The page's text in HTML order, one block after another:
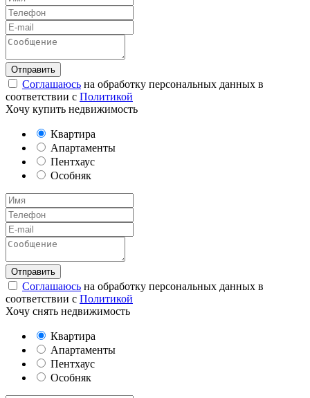
Соглашаюсь на обработку персональных данных в
соответствии с Политикой
Хочу купить недвижимость
Квартира
Апартаменты
Пентхаус
Особняк
Соглашаюсь на обработку персональных данных в
соответствии с Политикой
Хочу снять недвижимость
Квартира
Апартаменты
Пентхаус
Особняк